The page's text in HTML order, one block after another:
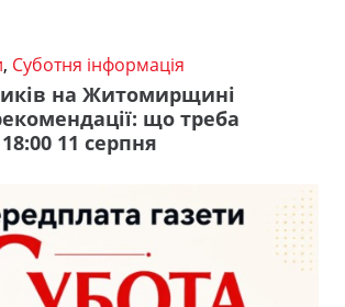
, Суботня інформація
на Житомирщині
що треба
11 серпня